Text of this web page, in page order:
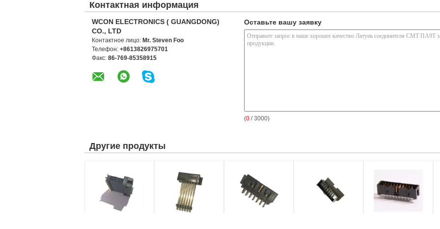
Контактная информация
WCON ELECTRONICS ( GUANGDONG)
CO., LTD
Контактное лицо: Mr. Steven Foo
Телефон: +8613826975701
Факс: 86-769-85358915
Оставьте вашу заявку
(0 / 3000)
Другие продукты